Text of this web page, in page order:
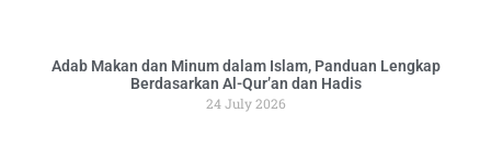
Adab Makan dan Minum dalam Islam, Panduan Lengkap
Berdasarkan Al-Qur’an dan Hadis
24 July 2026